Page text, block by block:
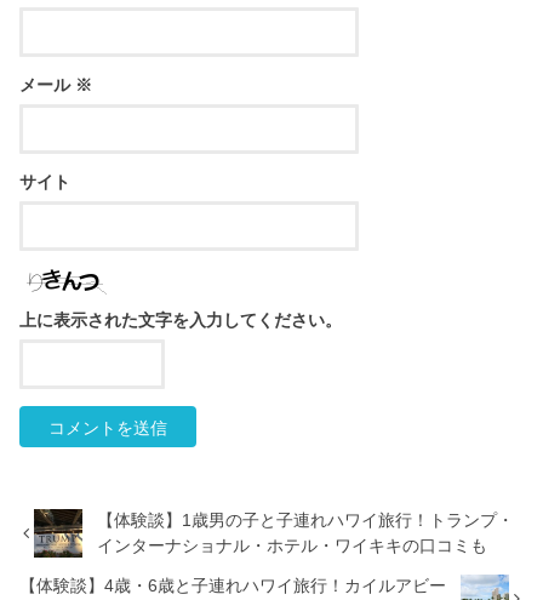
メール ※
サイト
上に表示された文字を入力してください。
【体験談】1歳男の子と子連れハワイ旅行！トランプ・
インターナショナル・ホテル・ワイキキの口コミも
【体験談】4歳・6歳と子連れハワイ旅行！カイルアビー